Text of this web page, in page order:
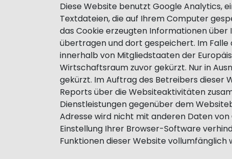
Diese Website benutzt Google Analytics,
Textdateien, die auf Ihrem Computer
das Cookie erzeugten Informationen über
übertragen und dort gespeichert. Im Falle
innerhalb von Mitgliedstaaten der
Wirtschaftsraum zuvor gekürzt. Nur in
gekürzt. Im Auftrag des Betreibers dieser
Reports über die Websiteaktivitäten
Dienstleistungen gegenüber dem
Adresse wird nicht mit anderen Daten
Einstellung Ihrer Browser-Software
Funktionen dieser Website vollumfänglich